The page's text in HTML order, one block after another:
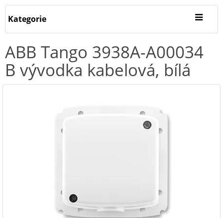
Kategorie
ABB Tango 3938A-A00034
B vývodka kabelová, bílá